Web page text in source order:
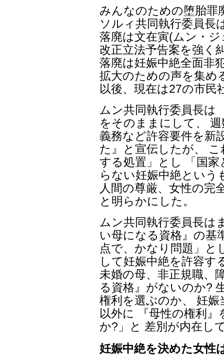
みんなのための堕胎罪
ソルィ共同執行委員長
落廃は文在寅(ムン・
改正立法予告案を強く
落廃は妊娠中絶全面非
拡大のための声を集め
以後、現在は27の市民
ムン共同執行委員長は
をそのままにして、
義務など許容要件を新
た』と宣伝したが、
する処置」とし 「国
らない妊娠中絶という
人間の尊厳、女性の完
と明らかにした。
ムン共同執行委員長は
い母になる資格』の基
点で、かなり問題」と
して妊娠中絶を許容す
未婚の母、非正規職、
る資格』がないのか?
権利を選ぶのか、 妊
以外に 『母性の権利
か?」と 差別が内在し
妊娠中絶を決めた女性